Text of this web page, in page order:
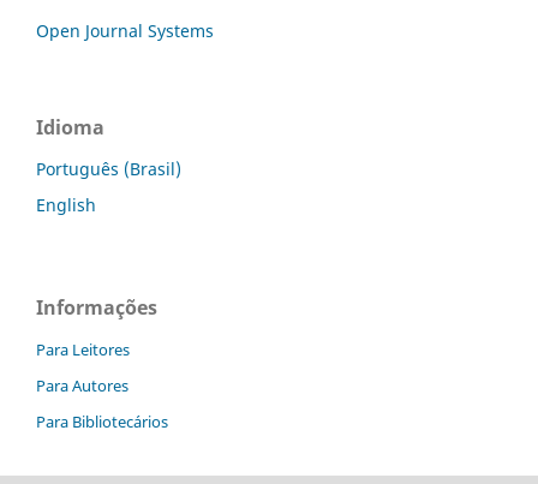
Open Journal Systems
Idioma
Português (Brasil)
English
Informações
Para Leitores
Para Autores
Para Bibliotecários